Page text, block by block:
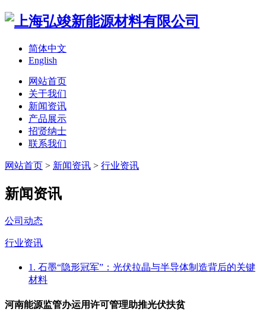
简体中文
English
网站首页
关于我们
新闻资讯
产品展示
招贤纳士
联系我们
网站首页 > 新闻资讯 > 行业资讯
新闻资讯
公司动态
行业资讯
1. 石墨“隐形冠军”：光伏拉晶与半导体制造背后的关键
材料
河南能源监管办运用许可管理助推光伏扶贫